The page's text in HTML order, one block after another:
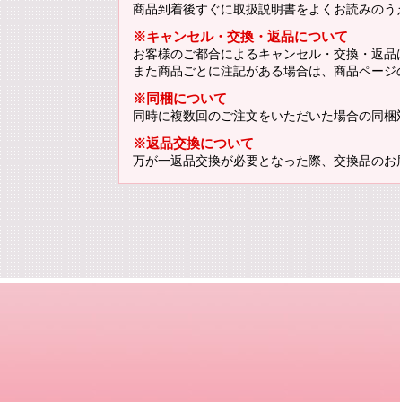
商品到着後すぐに取扱説明書をよくお読みの
※キャンセル・交換・返品について
お客様のご都合によるキャンセル・交換・返
また商品ごとに注記がある場合は、商品ページ
※同梱について
同時に複数回のご注文をいただいた場合の同
※返品交換について
万が一返品交換が必要となった際、交換品の